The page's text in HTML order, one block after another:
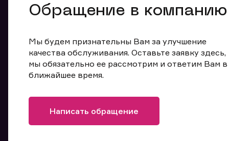
Обращение в компанию
Мы будем признательны Вам за улучшение
качества обслуживания. Оставьте заявку здесь,
мы обязательно ее рассмотрим и ответим Вам в
ближайшее время.
Написать обращение